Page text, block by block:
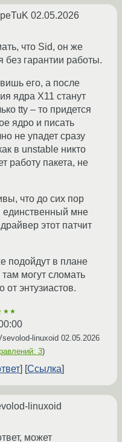
02.05.2026
что Sid, он же
без гарантии работы.
его, а после
ядра X11 станут
tty – то придется
ядро и писать
не упадет сразу
в unstable никто
работу пакета, не
что до сих пор
единственный мне
этот патчит
подойдут в плане
могут сломать
от энтузиастов.
linuxoid 02.05.2026
3)
Ссылка
linuxoid
может